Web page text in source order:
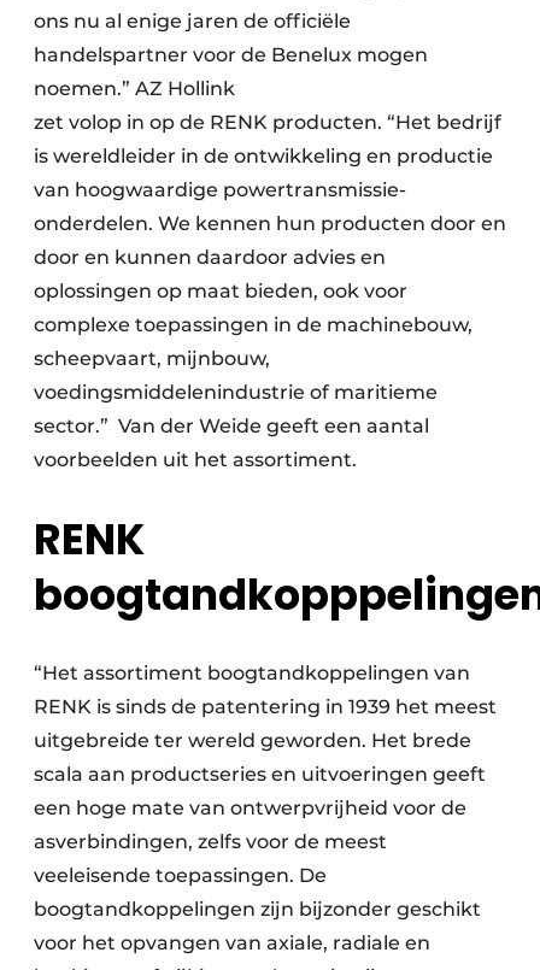
ons nu al enige jaren de officiële
handelspartner voor de Benelux mogen
noemen.” AZ Hollink
zet volop in op de RENK producten. “Het bedrijf
is wereldleider in de ontwikkeling en productie
van hoogwaardige powertransmissie-
onderdelen. We kennen hun producten door en
door en kunnen daardoor advies en
oplossingen op maat bieden, ook voor
complexe toepassingen in de machinebouw,
scheepvaart, mijnbouw,
voedingsmiddelenindustrie of maritieme
sector.” Van der Weide geeft een aantal
voorbeelden uit het assortiment.
RENK
“Het assortiment boogtandkoppelingen van
RENK is sinds de patentering in 1939 het meest
uitgebreide ter wereld geworden. Het brede
scala aan productseries en uitvoeringen geeft
een hoge mate van ontwerpvrijheid voor de
asverbindingen, zelfs voor de meest
veeleisende toepassingen. De
boogtandkoppelingen zijn bijzonder geschikt
voor het opvangen van axiale, radiale en